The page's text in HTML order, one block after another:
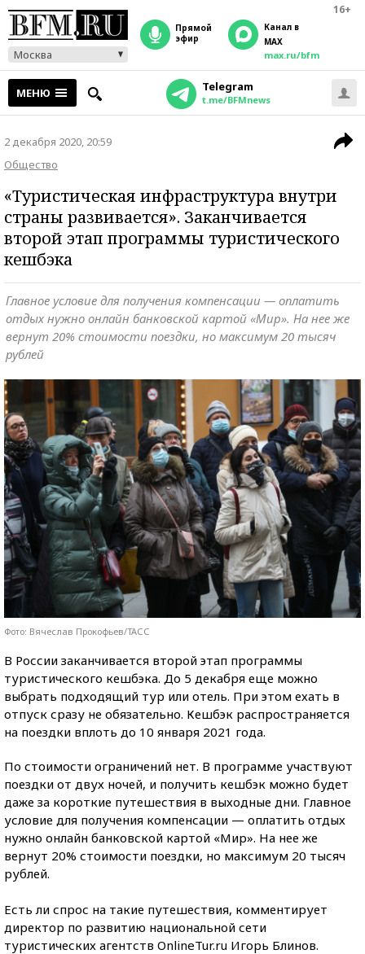
16+
Москва
прямой
эфир
Канал в
MAX
max.ru/bfm
МЕНЮ Telegram
t.me/BFMnews
2 декабря 2020, 20:59
Общество
«Туристическая инфраструктура внутри
страны развивается». Заканчивается
второй этап программы туристического
кешбэка
Главное условие для получения компенсации — оплатить
отдых нужно онлайн банковской картой «Мир». На нее же
вернут 20% стоимости поездки, но максимум 20 тысяч
рублей
Фото: Вячеслав Прокофьев/ТАСС
В России заканчивается второй этап программы
туристического кешбэка. До 5 декабря еще можно
выбрать подходящий тур или отель. При этом ехать в
отпуск сразу не обязательно. Кешбэк распространяется
на поездки вплоть до 10 января 2021 года.
По стоимости ограничений нет. В программе участвуют
поездки от двух ночей, и получить кешбэк можно будет
даже за короткие путешествия в выходные дни. Главное
условие для получения компенсации — оплатить отдых
нужно онлайн банковской картой «Мир». На нее же
вернут 20% стоимости поездки, но максимум 20 тысяч
рублей.
Есть ли спрос на такие путешествия, комментирует
директор по развитию национальной сети
туристических агентств OnlineTur.ru Игорь Блинов.